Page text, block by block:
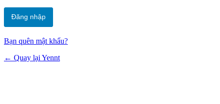
Bạn quên mật khẩu?
← Quay lại Yennt